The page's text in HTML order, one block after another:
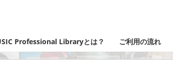
Professional Libraryとは？ ご利用の流れ